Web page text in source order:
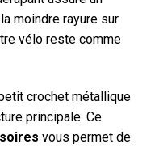
moindre rayure sur
vélo reste comme
crochet métallique
principale. Ce
vous permet de